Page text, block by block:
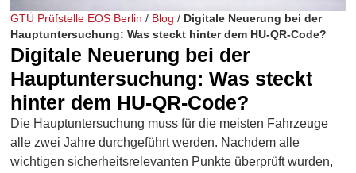
GTÜ Prüfstelle EOS Berlin / Blog / Digitale Neuerung bei der
Hauptuntersuchung: Was steckt hinter dem HU-QR-Code?
Digitale Neuerung bei der
Hauptuntersuchung: Was steckt
hinter dem HU-QR-Code?
Die Hauptuntersuchung muss für die meisten Fahrzeuge
alle zwei Jahre durchgeführt werden. Nachdem alle
wichtigen sicherheitsrelevanten Punkte überprüft wurden,